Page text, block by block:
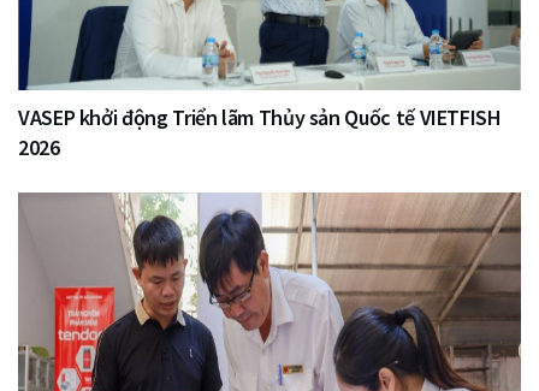
VASEP khởi động Triển lãm Thủy sản Quốc tế VIETFISH
2026